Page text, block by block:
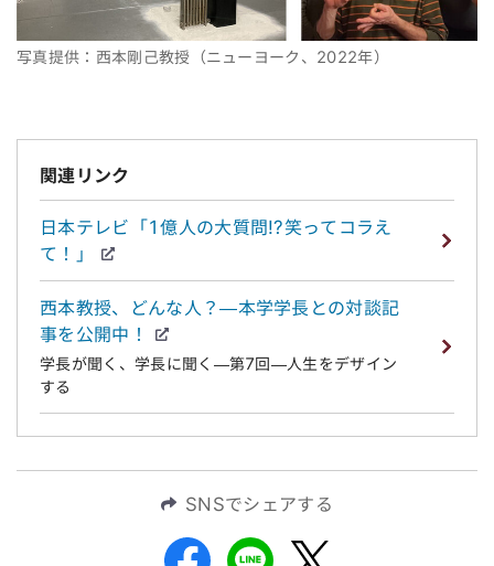
写真提供：西本剛己教授（ニューヨーク、2022年）
関連リンク
日本テレビ「1億人の大質問!?笑ってコラえ
て！」
西本教授、どんな人？—本学学長との対談記
事を公開中！
学長が聞く、学長に聞く—第7回—人生をデザイン
する
SNSでシェアする